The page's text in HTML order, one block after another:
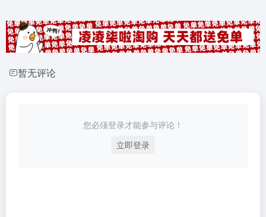
暂无评论
您必须登录才能参与评论！
立即登录